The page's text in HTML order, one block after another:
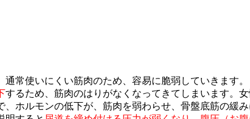
常使いにくい筋肉のため、容易に脆弱していきます。
するため、筋肉のはりがなくなってきてしまいます。
ホルモンの低下が、筋肉を弱わらせ、骨盤底筋の緩み